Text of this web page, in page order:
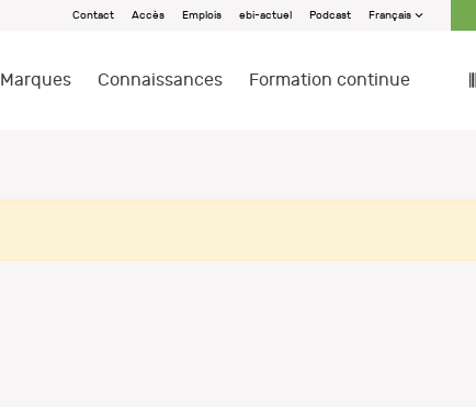
Contact Accès Emplois ebi-actuel Podcast Français
Marques Connaissances Formation continue